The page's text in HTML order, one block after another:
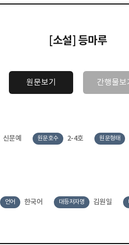
[소설] 등마루
원문보기 간행물보
신문예 원문호수 2-4호 원문형태
언어 한국어 대등저자명 김원일